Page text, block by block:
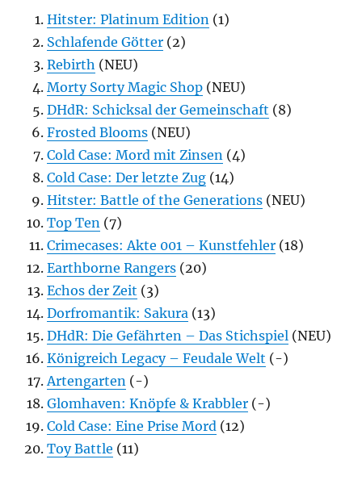
Hitster: Platinum Edition (1)
Schlafende Götter (2)
Rebirth (NEU)
Morty Sorty Magic Shop (NEU)
DHdR: Schicksal der Gemeinschaft (8)
Frosted Blooms (NEU)
Cold Case: Mord mit Zinsen (4)
Cold Case: Der letzte Zug (14)
Hitster: Battle of the Generations (NEU)
Top Ten (7)
Crimecases: Akte 001 – Kunstfehler (18)
Earthborne Rangers (20)
Echos der Zeit (3)
Dorfromantik: Sakura (13)
DHdR: Die Gefährten – Das Stichspiel (NEU)
Königreich Legacy – Feudale Welt (-)
Artengarten (-)
Glomhaven: Knöpfe & Krabbler (-)
Cold Case: Eine Prise Mord (12)
Toy Battle (11)